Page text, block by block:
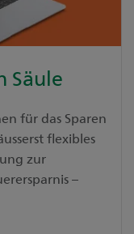
Säule
für das Sparen
flexibles
zur
–